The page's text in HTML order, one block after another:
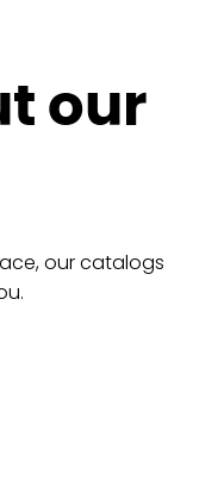
our
our catalogs